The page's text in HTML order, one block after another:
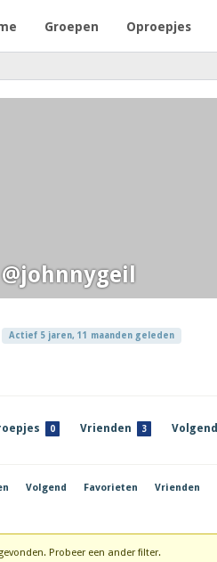
Groepen Oproepjes
@johnnygeil
Actief 5 jaren, 11 maanden geleden
0 Vrienden 3 Volgend
Volgend Favorieten Vrienden
Probeer een ander filter.